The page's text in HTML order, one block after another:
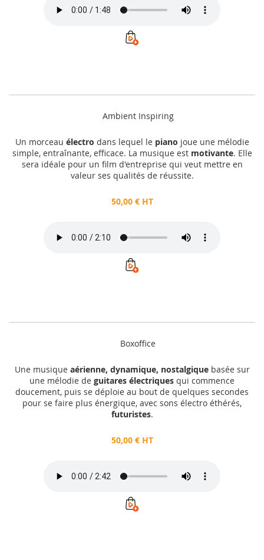
Ambient Inspiring
Un morceau électro dans lequel le piano joue une mélodie
simple, entraînante, efficace. La musique est motivante. Elle
sera idéale pour un film d'entreprise qui veut mettre en
valeur ses qualités de réussite.
50,00 € HT
Boxoffice
Une musique aérienne, dynamique, nostalgiquebasée sur
une mélodie de guitares électriques qui commence
doucement, puis se déploie au bout de quelques secondes
pour se faire plus énergique, avec sons électro éthérés,
futuristes.
50,00 € HT